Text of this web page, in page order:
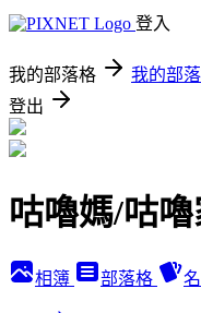
登入
我的部落格 我的部
登出
咕嚕媽/咕
相簿 部落格